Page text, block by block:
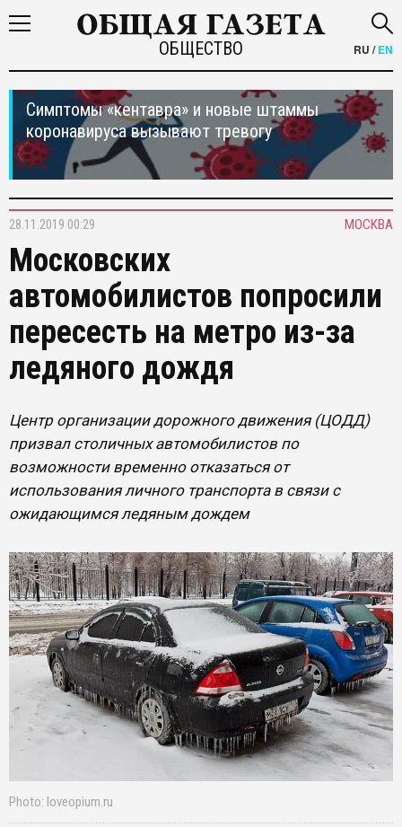
ОБЩЕСТВО RU /EN
Симптомы «кентавра» и новые штаммы
коронавируса вызывают тревогу
МОСКВА
28.11.2019 00:29
Московских
автомобилистов попросили
пересесть на метро из-за
ледяного дождя
Центр организации дорожного движения (ЦОДД)
призвал столичных автомобилистов по
возможности временно отказаться от
использования личного транспорта в связи с
ожидающимся ледяным дождем
Photo: loveopium.ru